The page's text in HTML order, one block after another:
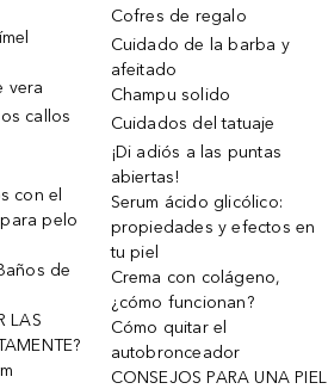
vera
callos
con el
pelo
de
LAS
Cofres de regalo
Cuidado de la barba y
afeitado
Champu solido
Cuidados del tatuaje
¡Di adiós a las puntas
abiertas!
Serum ácido glicólico:
propiedades y efectos en
tu piel
Crema con colágeno,
¿cómo funcionan?
Cómo quitar el
autobronceador
CONSEJOS PARA UNA PIEL